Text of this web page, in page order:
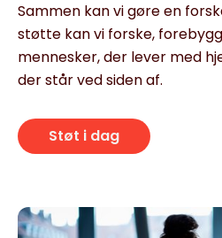
Sammen kan vi gøre en
støtte kan vi forske,
mennesker, der lever med
der står ved siden af.
Støt i dag